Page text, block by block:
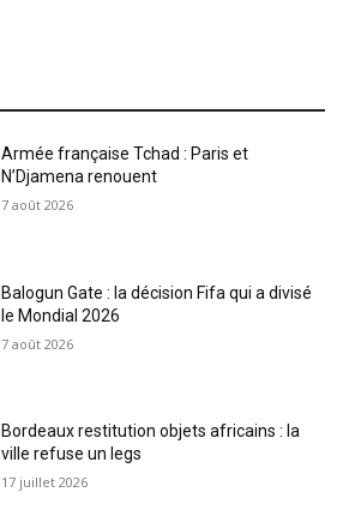
Armée française Tchad : Paris et
N’Djamena renouent
7 août 2026
Balogun Gate : la décision Fifa qui a divisé
le Mondial 2026
7 août 2026
Bordeaux restitution objets africains : la
ville refuse un legs
17 juillet 2026